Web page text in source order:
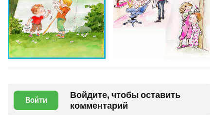
Войти
Войдите, чтобы оставить
комментарий